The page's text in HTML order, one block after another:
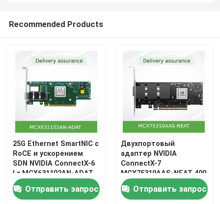
Recommended Products
25G Ethernet SmartNIC с
RoCE и ускорением
SDN NVIDIA ConnectX-6
Lx MCX631102AN-ADAT
Отправить запрос
Двухпортовый
адаптер NVIDIA
ConnectX-7
MCX75310AAS-NEAT 400
Гбит/с
Отправить запрос